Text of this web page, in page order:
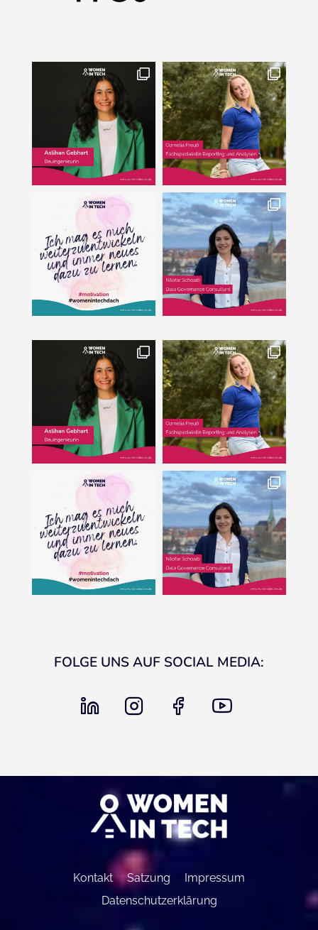
FOLGE UNS AUF SOCIAL MEDIA:
linkedin instagram
Kontakt Satzung
Impressum
Datenschutzerklärung